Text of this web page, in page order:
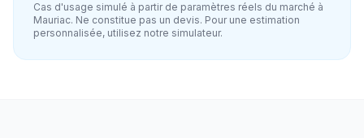
Cas d'usage simulé à partir de paramètres réels du marché à
Mauriac. Ne constitue pas un devis. Pour une estimation
personnalisée, utilisez notre simulateur.